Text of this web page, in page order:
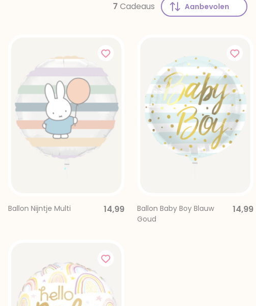
7 Cadeaus
Ballon Nijntje Multi 14,99
Ballon Baby Boy Blauw
Goud
14,99